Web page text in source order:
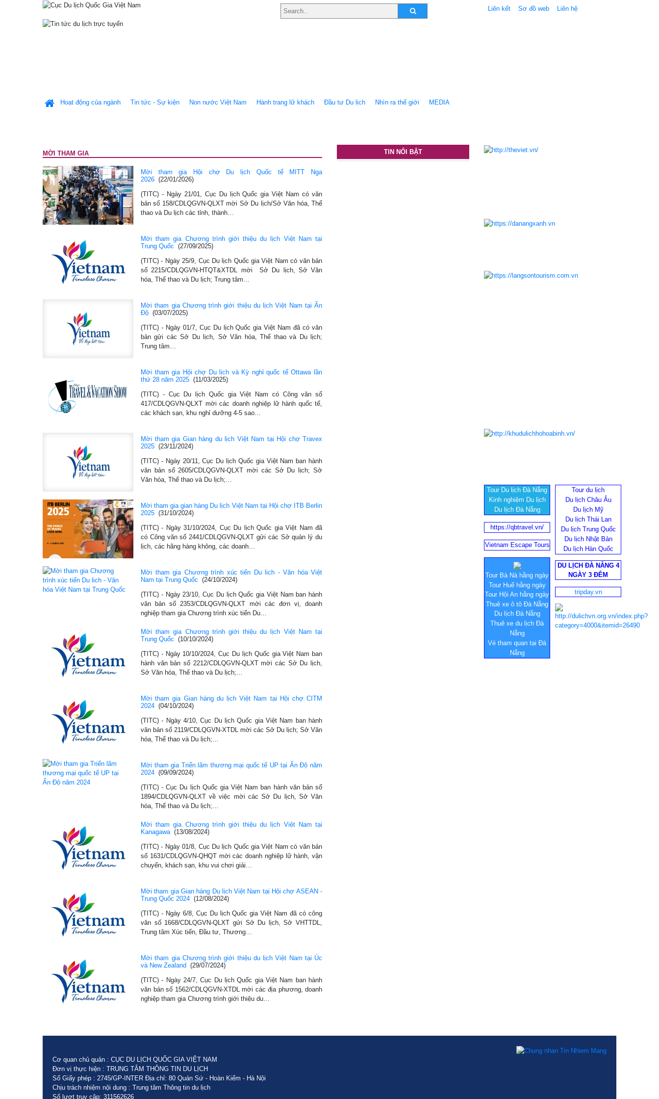
Liên kết Sơ đồ web Liên hệ
Hoạt động của ngành Tin tức - Sự kiện Non nước Việt Nam Hành trang lữ khách Ðầu tư Du lịch Nhìn ra thế giới MEDIA
MỜI THAM GIA
Mời tham gia Hội chợ Du lịch Quốc tế MITT Nga
2026 (22/01/2026)
(TITC) - Ngày 21/01, Cục Du lịch Quốc gia Việt Nam có văn
bản số 158/CDLQGVN-QLXT mời Sở Du lịch/Sở Văn hóa, Thể
thao và Du lịch các tỉnh, thành…
Mời tham gia Chương trình giới thiệu du lịch Việt Nam tại
Trung Quốc (27/09/2025)
(TITC) - Ngày 25/9, Cục Du lịch Quốc gia Việt Nam có văn bản
số 2215/CDLQGVN-HTQT&XTDL mời Sở Du lịch, Sở Văn
hóa, Thể thao và Du lịch; Trung tâm…
Mời tham gia Chương trình giới thiệu du lịch Việt Nam tại Ấn
Độ (03/07/2025)
(TITC) - Ngày 01/7, Cục Du lịch Quốc gia Việt Nam đã có văn
bản gửi các Sở Du lịch, Sở Văn hóa, Thể thao và Du lịch;
Trung tâm…
Mời tham gia Hội chợ Du lịch và Kỳ nghỉ quốc tế Ottawa lần
thứ 28 năm 2025 (11/03/2025)
(TITC) - Cục Du lịch Quốc gia Việt Nam có Công văn số
417/CDLQGVN-QLXT mời các doanh nghiệp lữ hành quốc tế,
các khách sạn, khu nghỉ dưỡng 4-5 sao…
Mời tham gia Gian hàng du lịch Việt Nam tại Hội chợ Travex
2025 (23/11/2024)
(TITC) - Ngày 20/11, Cục Du lịch Quốc gia Việt Nam ban hành
văn bản số 2605/CDLQGVN-QLXT mời các Sở Du lịch; Sở
Văn hóa, Thể thao và Du lịch;…
Mời tham gia gian hàng Du lịch Việt Nam tại Hội chợ ITB Berlin
2025 (31/10/2024)
(TITC) - Ngày 31/10/2024, Cục Du lịch Quốc gia Việt Nam đã
có Công văn số 2441/CDLQGVN-QLXT gửi các Sở quản lý du
lịch, các hãng hàng không, các doanh…
Mời tham gia Chương trình xúc tiến Du lich - Văn hóa Việt
Nam tại Trung Quốc (24/10/2024)
(TITC) - Ngày 23/10, Cục Du lịch Quốc gia Việt Nam ban hành
văn bản số 2353/CDLQGVN-QLXT mời các đơn vị, doanh
nghiệp tham gia Chương trình xúc tiến Du…
Mời tham gia Chương trình giới thiệu du lịch Việt Nam tại
Trung Quốc (10/10/2024)
(TITC) - Ngày 10/10/2024, Cục Du lịch Quốc gia Việt Nam ban
hành văn bản số 2212/CDLQGVN-QLXT mời các Sở Du lịch,
Sở Văn hóa, Thể thao và Du lịch;…
Mời tham gia Gian hàng du lịch Việt Nam tại Hội chợ CITM
2024 (04/10/2024)
(TITC) - Ngày 4/10, Cục Du lịch Quốc gia Việt Nam ban hành
văn bản số 2119/CDLQGVN-XTDL mời các Sở Du lịch; Sở Văn
hóa, Thể thao và Du lịch;…
Mời tham gia Triển lãm thương mại quốc tế UP tại Ấn Độ năm
2024 (09/09/2024)
(TITC) - Cục Du lịch Quốc gia Việt Nam ban hành văn bản số
1894/CDLQGVN-QLXT về việc mời các Sở Du lịch, Sở Văn
hóa, Thể thao và Du lịch;…
Mời tham gia Chương trình giới thiệu du lịch Việt Nam tại
Kanagawa (13/08/2024)
(TITC) - Ngày 01/8, Cục Du lịch Quốc gia Việt Nam có văn bản
số 1631/CDLQGVN-QHQT mời các doanh nghiệp lữ hành, vận
chuyển, khách sạn, khu vui chơi giải…
Mời tham gia Gian hàng Du lịch Việt Nam tại Hội chợ ASEAN -
Trung Quốc 2024 (12/08/2024)
(TITC) - Ngày 6/8, Cục Du lịch Quốc gia Việt Nam đã có công
văn số 1668/CDLQGVN-QLXT gửi Sở Du lịch, Sở VHTTDL,
Trung tâm Xúc tiến, Đầu tư, Thương…
Mời tham gia Chương trình giới thiệu du lịch Việt Nam tại Úc
và New Zealand (29/07/2024)
(TITC) - Ngày 24/7, Cục Du lịch Quốc gia Việt Nam ban hành
văn bản số 1562/CDLQGVN-XTDL mời các địa phương, doanh
nghiệp tham gia Chương trình giới thiệu du…
TIN NỔI BẬT
Tour Du lịch Đà Nẵng
Kinh nghiệm Du lịch
Du lịch Đà Nẵng
Tour du lịch
Du lịch Châu Âu
Du lịch Mỹ
Du lịch Thái Lan
Du lịch Trung Quốc
Du lịch Nhật Bản
Du lịch Hàn Quốc
https://qbtravel.vn/
Vietnam Escape Tours
Tour Bà Nà hằng ngày
Tour Huế hằng ngày
Tour Hội An hằng ngày
Thuê xe ô tô Đà Nẵng
Du lịch Đà Nẵng
Thuê xe du lịch Đà
Nẵng
Vé tham quan tại Đà
Nẵng
DU LỊCH ĐÀ NẴNG 4
NGÀY 3 ĐÊM
tripday.vn
Cơ quan chủ quản : CỤC DU LỊCH QUỐC GIA VIỆT NAM
Đơn vị thực hiện : TRUNG TÂM THÔNG TIN DU LỊCH
Số Giấy phép : 2745/GP-INTER Địa chỉ: 80 Quán Sứ - Hoàn Kiếm - Hà Nội
Chịu trách nhiệm nội dung : Trung tâm Thông tin du lịch
Số lượt truy cập: 311562626